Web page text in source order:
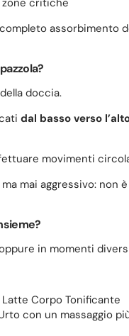
critiche
assorbimento
doccia.
dal basso verso
movimenti
mai aggressivo: non
in momenti
Latte Corpo Tonificante
con un massaggio